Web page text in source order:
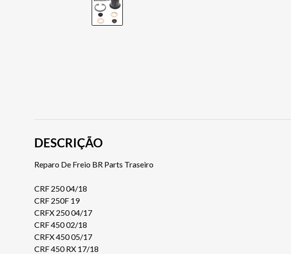
DESCRIÇÃO
Reparo De Freio BR Parts Traseiro
CRF 250 04/18
CRF 250F 19
CRFX 250 04/17
CRF 450 02/18
CRFX 450 05/17
CRF 450 RX 17/18